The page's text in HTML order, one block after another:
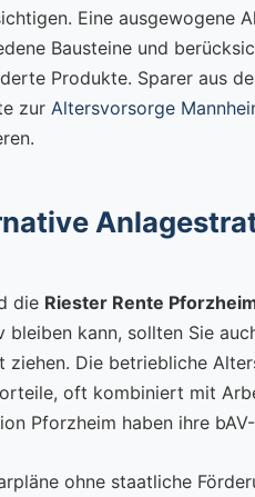
Eine ausgewogene
Bausteine und
Produkte. Sparer aus
zur Altersvorsorge
die Riester Rente
bleiben kann, sollten Sie
ziehen. Die betriebliche
oft kombiniert mit
Pforzheim haben ihre
ohne staatliche